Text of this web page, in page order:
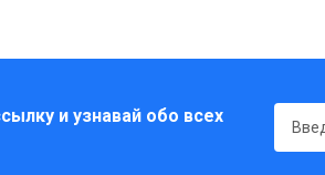
и узнавай обо всех